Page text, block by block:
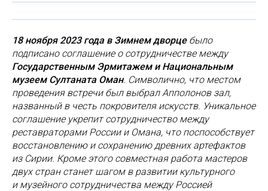
18 ноября 2023 года в Зимнем дворцебыло
подписано соглашение о сотрудничестве между
Государственным Эрмитажем и Национальным
музеем Султаната Оман. Символично, что местом
проведения встречи был выбрал Апполонов зал,
названный в честь покровителя искусств. Уникальное
соглашение укрепит сотрудничество между
реставраторами России и Омана, что поспособствует
восстановлению и сохранению древних артефактов
из Сирии. Кроме этого совместная работа мастеров
двух стран станет шагом в развитии культурного
и музейного сотрудничества между Россией